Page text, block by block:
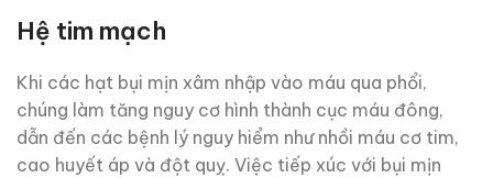
Hệ tim mạch
Khi các hạt bụi mịn xâm nhập vào máu qua phổi,
chúng làm tăng nguy cơ hình thành cục máu đông,
dẫn đến các bệnh lý nguy hiểm như nhồi máu cơ tim,
cao huyết áp và đột quỵ. Việc tiếp xúc với bụi mịn